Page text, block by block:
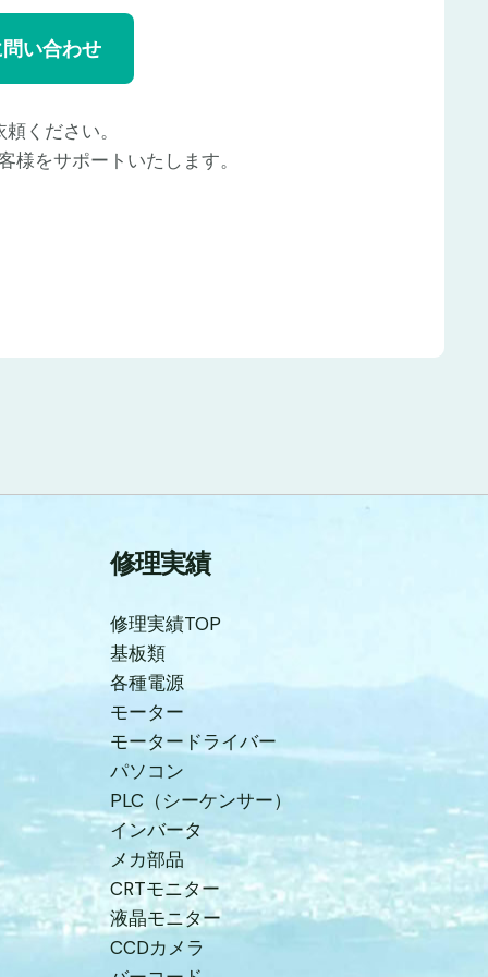
い合わせ
ください。
をサポートいたします。
修理実績
修理実績TOP
基板類
各種電源
モーター
モータードライバー
パソコン
PLC（シーケンサー）
インバータ
メカ部品
CRTモニター
液晶モニター
CCDカメラ